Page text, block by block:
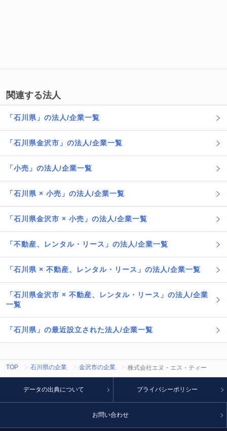
関連する法人
「石川県」の法人/企業一覧
「石川県金沢市」の法人/企業一覧
「小売」の法人/企業一覧
「石川県 × 小売」の法人/企業一覧
「石川県金沢市 × 小売」の法人/企業一覧
「不動産、レンタル・リース」の法人/企業一覧
「石川県 × 不動産、レンタル・リース」の法人/企業一覧
「石川県金沢市 × 不動産、レンタル・リース」の法人/企業
一覧
「石川県」の最近設立された法人/企業一覧
TOP 石川県の企業 金沢市の企業 株式会社エヌ・エス・ティー
データの出典について プライバシーポリシー
お問い合わせ